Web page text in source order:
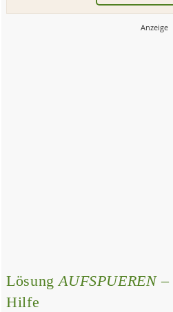
LösungAUFSPUEREN–
Hilfe